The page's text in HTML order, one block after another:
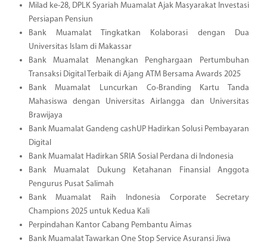
Milad ke-28, DPLK Syariah Muamalat Ajak Masyarakat Investasi
Persiapan Pensiun
Bank Muamalat Tingkatkan Kolaborasi dengan Dua
Universitas Islam di Makassar
Bank Muamalat Menangkan Penghargaan Pertumbuhan
Transaksi Digital Terbaik di Ajang ATM Bersama Awards 2025
Bank Muamalat Luncurkan Co-Branding Kartu Tanda
Mahasiswa dengan Universitas Airlangga dan Universitas
Brawijaya
Bank Muamalat Gandeng cashUP Hadirkan Solusi Pembayaran
Digital
Bank Muamalat Hadirkan SRIA Sosial Perdana di Indonesia
Bank Muamalat Dukung Ketahanan Finansial Anggota
Pengurus Pusat Salimah
Bank Muamalat Raih Indonesia Corporate Secretary
Champions 2025 untuk Kedua Kali
Perpindahan Kantor Cabang Pembantu Aimas
Bank Muamalat Tawarkan One Stop Service Asuransi Jiwa